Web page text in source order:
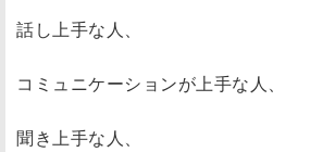
話し上手な人、
コミュニケーションが上手な人、
聞き上手な人、